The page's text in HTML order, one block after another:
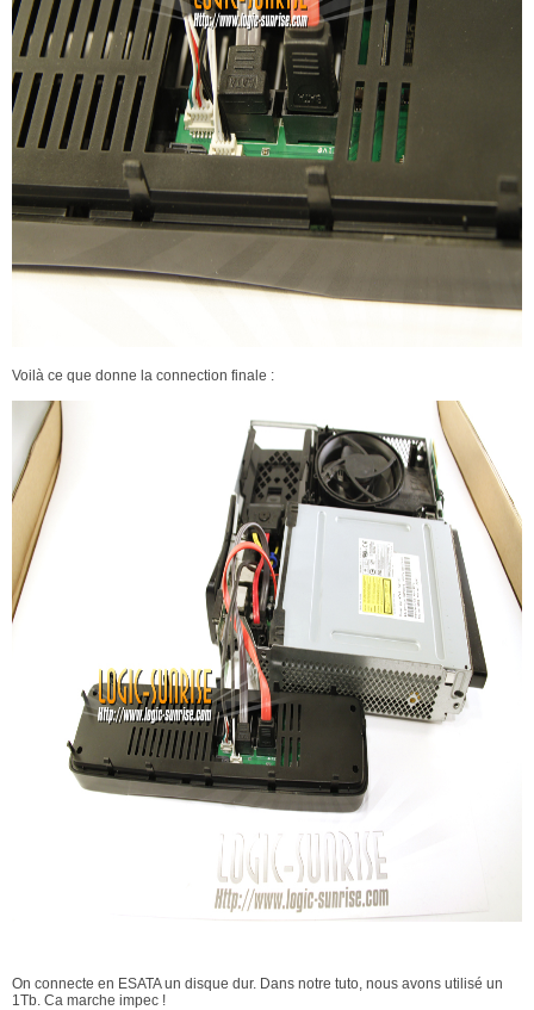
Voilà ce que donne la connection finale :
On connecte en ESATA un disque dur. Dans notre tuto, nous avons utilisé un
1Tb. Ca marche impec !